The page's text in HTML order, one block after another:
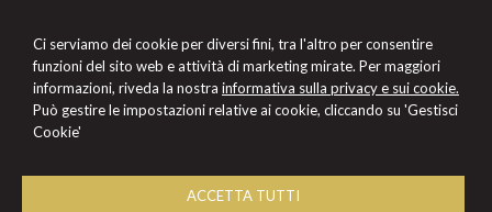
Ci serviamo dei cookie per diversi fini, tra l'altro per consentire
funzioni del sito web e attività di marketing mirate. Per maggiori
informazioni, riveda la nostra informativa sulla privacy e sui cookie.
Può gestire le impostazioni relative ai cookie, cliccando su 'Gestisci
Cookie'
ACCETTA TUTTI